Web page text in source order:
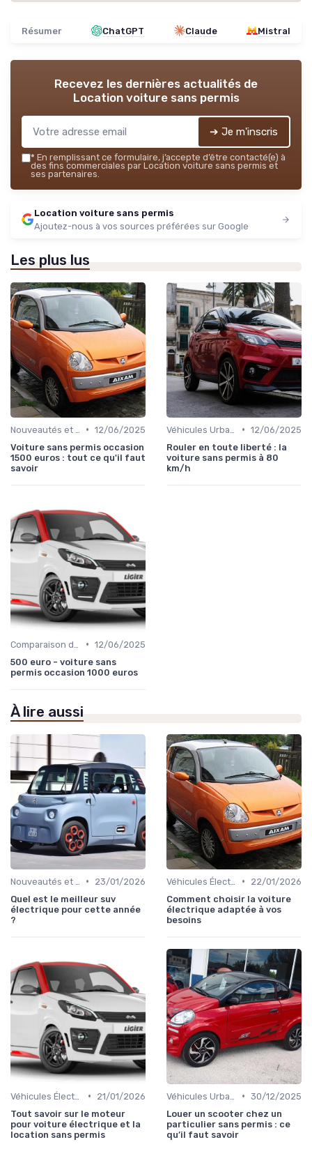
Résumer ChatGPT Claude Mistral
Recevez les dernières actualités de
Location voiture sans permis
➔ Je m'inscris
* En remplissant ce formulaire, j’accepte d’être contacté(e) à
des fins commerciales par Location voiture sans permis et
ses partenaires.
Location voiture sans permis
Ajoutez-nous à vos sources préférées sur Google
Les plus lus
• 12/06/2025
Voiture sans permis occasion
1500 euros : tout ce qu'il faut
savoir
• 12/06/2025
Rouler en toute liberté : la
voiture sans permis à 80
km/h
• 12/06/2025
500 euro - voiture sans
permis occasion 1000 euros
À lire aussi
•
23/01/2026
Quel est le meilleur suv
électrique pour cette année
?
•
22/01/2026
Comment choisir la voiture
électrique adaptée à vos
besoins
•
21/01/2026
Tout savoir sur le moteur
pour voiture électrique et la
location sans permis
• 30/12/2025
Louer un scooter chez un
particulier sans permis : ce
qu’il faut savoir